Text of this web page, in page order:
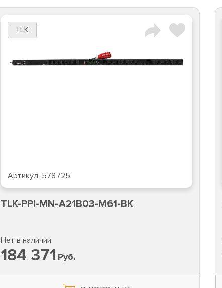
TLK
Артикул: 578725
TLK-PPI-MN-A21B03-M61-BK
Нет в наличии
184 371 Руб.